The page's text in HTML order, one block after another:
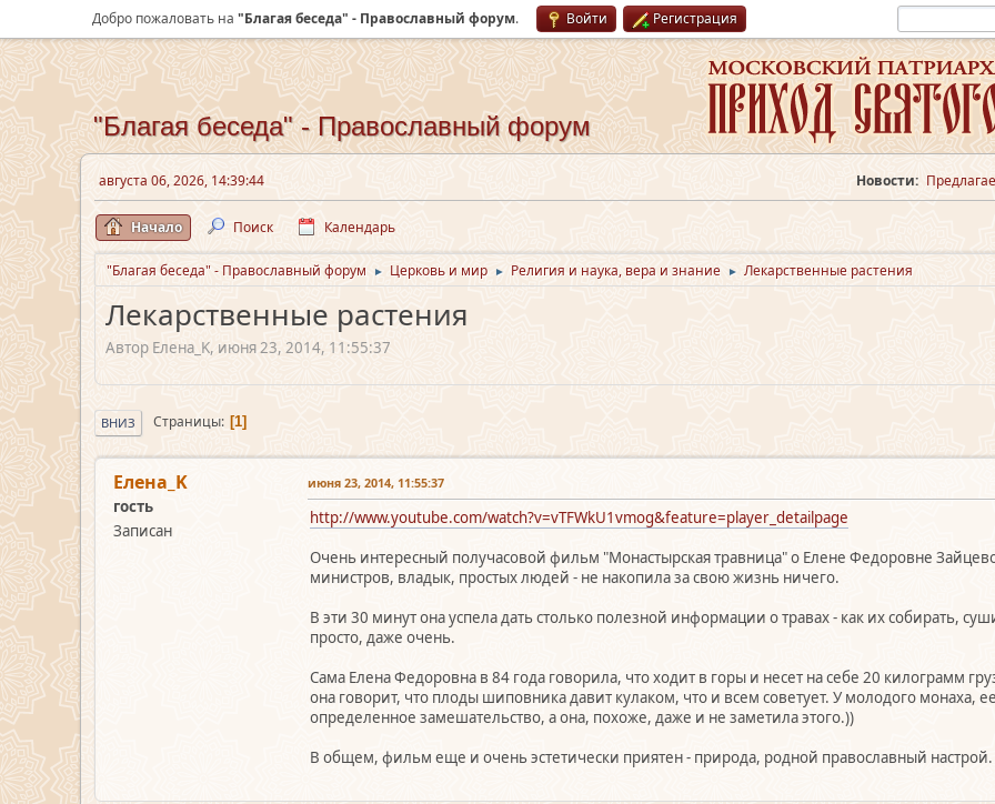
Добро пожаловать на "Благая беседа" - Православный форум. Войти Регистрация
"Благая беседа" - Православный форум
августа 06, 2026, 14:39:44 Новости:
Начало Поиск Календарь
"Благая беседа" - Православный форум ► Церковь и мир ► Религия и наука, вера и знание ► Лекарственные растения
Лекарственные растения
Автор Елена_K, июня 23, 2014, 11:55:37
ВНИЗ Страницы 1
Елена_K
гость
Записан
июня 23, 2014, 11:55:37
http://www.youtube.com/watch?v=vTFWkU1vmog&feature=player_detailpage
Очень интересный получасовой фильм "Монастырская травница" о Елене Федоровне
министров, владык, простых людей - не накопила за свою жизнь ничего.
В эти 30 минут она успела дать столько полезной информации о травах - как их собирать,
просто, даже очень.
Сама Елена Федоровна в 84 года говорила, что ходит в горы и несет на себе 20 килограмм
она говорит, что плоды шиповника давит кулаком, что и всем советует. У молодого монаха,
определенное замешательство, а она, похоже, даже и не заметила этого.))
В общем, фильм еще и очень эстетически приятен - природа, родной православный